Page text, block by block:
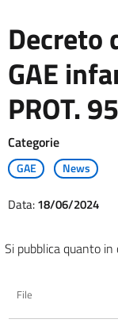
Decreto
GAE
PROT.
Categorie
GAE News
Data:18/06/2024
Si pubblica quanto
File